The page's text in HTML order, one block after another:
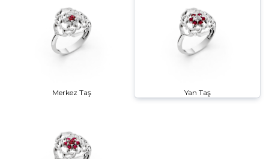
Merkez Taş Yan Taş